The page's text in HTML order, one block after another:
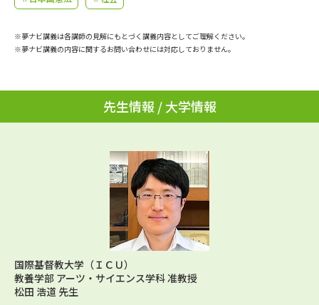
学問の教科書 夢ナビライブ
大学進学IDについて
個人情報取扱規定
テレメール進学カタログ
訂正のご案内
※夢ナビ講義は各講師の見解にもとづく講義内容としてご理解ください。
※夢ナビ講義の内容に関するお問い合わせには対応しておりません。
先生情報 / 大学情報
国際基督教大学（ＩＣＵ）
教養学部 アーツ・サイエンス学科 准教授
松田 浩道 先生